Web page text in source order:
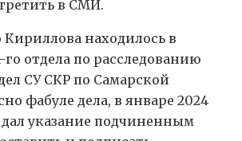
в СМИ.
Кириллова находилось в
го отдела по расследованию
СУ СКР по Самарской
фабуле дела, в январе 2024
указание подчиненным